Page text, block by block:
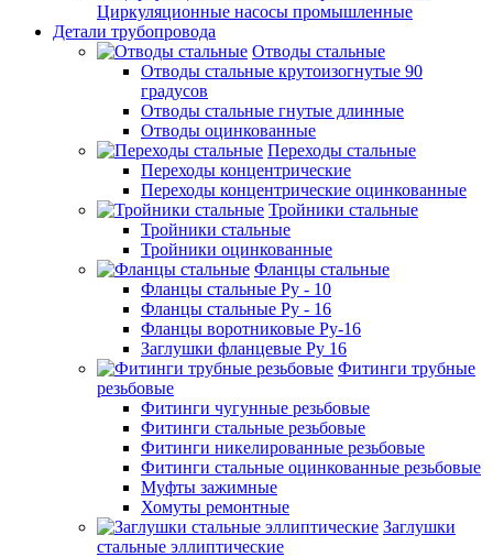
Циркуляционные насосы промышленные
Детали трубопровода
Отводы стальные
Отводы стальные крутоизогнутые 90
градусов
Отводы стальные гнутые длинные
Отводы оцинкованные
Переходы стальные
Переходы концентрические
Переходы концентрические оцинкованные
Тройники стальные
Тройники стальные
Тройники оцинкованные
Фланцы стальные
Фланцы стальные Ру - 10
Фланцы стальные Ру - 16
Фланцы воротниковые Ру-16
Заглушки фланцевые Ру 16
Фитинги трубные
резьбовые
Фитинги чугунные резьбовые
Фитинги стальные резьбовые
Фитинги никелированные резьбовые
Фитинги стальные оцинкованные резьбовые
Муфты зажимные
Хомуты ремонтные
Заглушки
стальные эллиптические